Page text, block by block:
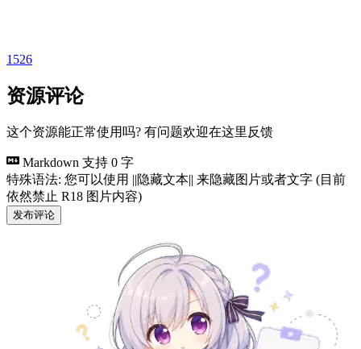
1526
资源评论
这个资源能正常使用吗? 有问题欢迎在这里反馈
Markdown 支持 0 字
特殊语法: 您可以使用 ||隐藏文本|| 来隐藏图片或者文字 (目前
依然禁止 R18 图片内容)
发布评论